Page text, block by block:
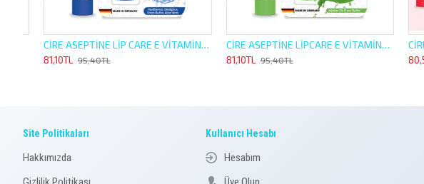
CİRE ASEPTİNE LİP CARE E VİTAMİNLİ 4,5G ORJİNAL NEMLENDİRİCİ
81,10TL 95,40TL
CİRE ASEPTİNE LİPCARE E VİTAMİNLİ 4,5G NANE DOLGUNLUK HİSSİ VEREN NEMLENDİRİCİ
81,10TL 95,40TL 80,58TL
Site Politikaları
Hakkımızda
Kullanıcı Hesabı
Hesabım